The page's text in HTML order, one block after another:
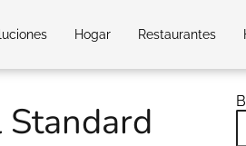
Hogar Restaurantes
Standard